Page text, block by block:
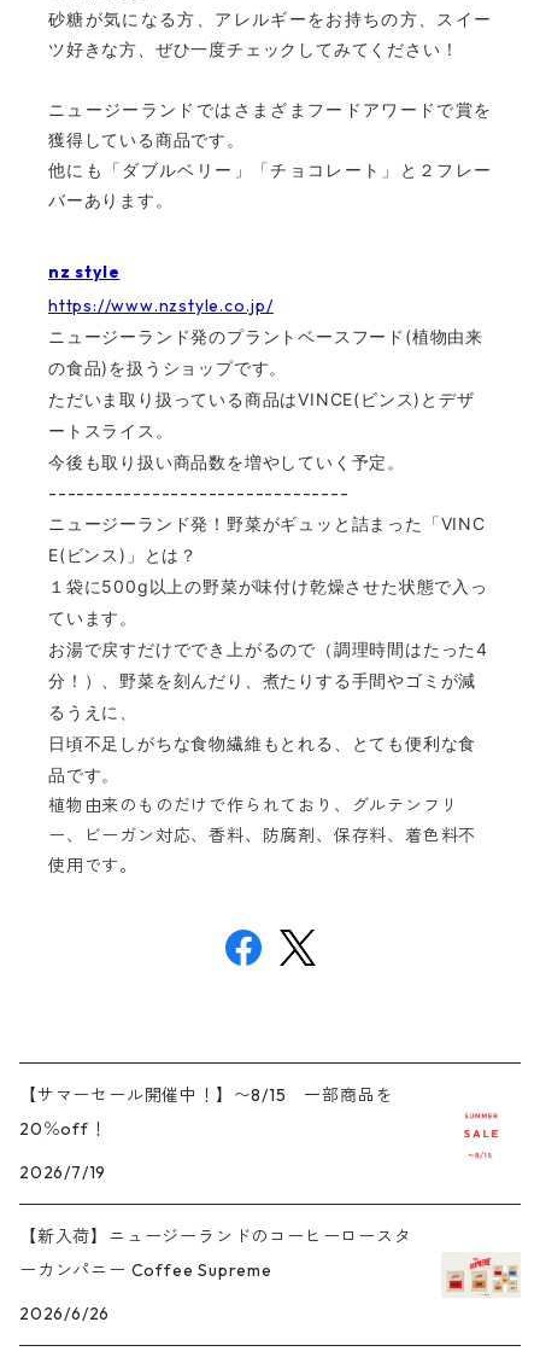
砂糖が気になる方、アレルギーをお持ちの方、スイー
ツ好きな方、ぜひ一度チェックしてみてください！
ニュージーランドではさまざまフードアワードで賞を
獲得している商品です。
他にも「ダブルベリー」「チョコレート」と２フレー
バーあります。
nz style
https://www.nzstyle.co.jp/
ニュージーランド発のプラントベースフード(植物由来
の食品)を扱うショップです。
ただいま取り扱っている商品はVINCE(ビンス)とデザ
ートスライス。
今後も取り扱い商品数を増やしていく予定。
--------------------------------
ニュージーランド発！野菜がギュッと詰まった「VINC
E(ビンス)」とは？
１袋に500g以上の野菜が味付け乾燥させた状態で入っ
ています。
お湯で戻すだけででき上がるので（調理時間はたった4
分！）、野菜を刻んだり、煮たりする手間やゴミが減
るうえに、
日頃不足しがちな食物繊維もとれる、とても便利な食
品です。
植物由来のものだけで作られており、グルテンフリ
ー、ビーガン対応、香料、防腐剤、保存料、着色料不
使用です。
【サマーセール開催中！】〜8/15 一部商品を
20％off！
2026/7/19
【新入荷】ニュージーランドのコーヒーロースタ
ーカンパニー Coffee Supreme
2026/6/26